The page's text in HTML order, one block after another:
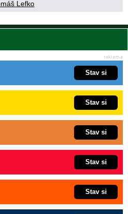
Lefko
Stav si
Stav si
Stav si
Stav si
Stav si